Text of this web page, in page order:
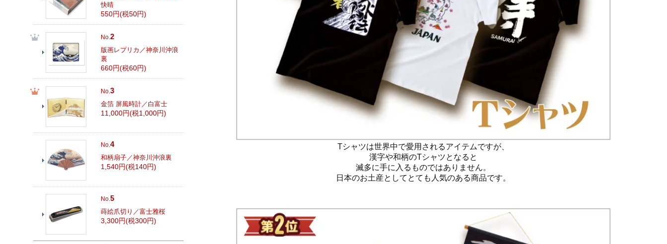
Tシャツは世界中で愛用されるアイテムですが、
漢字や和柄のTシャツとなると
滅多に手に入るものではありません。
日本のお土産としてとても人気のある商品です。
快晴
550円(税50円)
No. 2
版画レプリカ／神奈川沖浪
裏
660円(税60円)
No. 3
金箔 屏風時計／白富士
11,000円(税1,000円)
No.4
和柄扇子／神奈川沖浪裏
1,540円(税140円)
No.5
蒔絵爪切り／富士雅桜
3,300円(税300円)